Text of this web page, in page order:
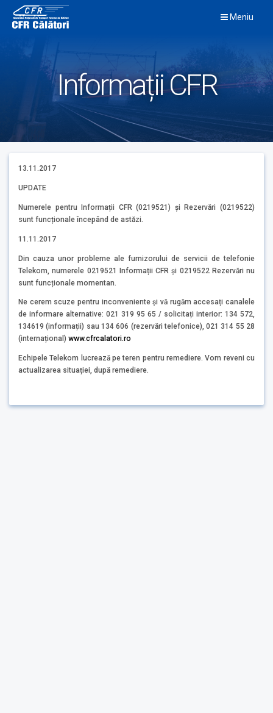
content
Meniu
Informații CFR
13.11.2017
UPDATE
Numerele pentru Informații CFR (0219521) și Rezervări (0219522)
sunt funcționale începând de astăzi.
11.11.2017
Din cauza unor probleme ale furnizorului de servicii de telefonie
Telekom, numerele 0219521 Informații CFR și 0219522 Rezervări nu
sunt funcționale momentan.
Ne cerem scuze pentru inconveniente și vă rugăm accesați canalele
de informare alternative: 021 319 95 65 / solicitați interior: 134 572,
134619 (informații) sau 134 606 (rezervări telefonice), 021 314 55 28
(internațional) www.cfrcalatori.ro
Echipele Telekom lucrează pe teren pentru remediere. Vom reveni cu
actualizarea situației, după remediere.